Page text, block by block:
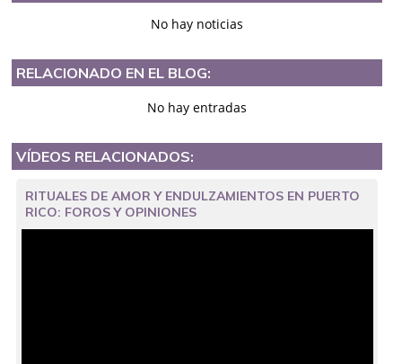
No hay noticias
RELACIONADO EN EL BLOG:
No hay entradas
VÍDEOS RELACIONADOS:
RITUALES DE AMOR Y ENDULZAMIENTOS EN PUERTO
RICO: FOROS Y OPINIONES